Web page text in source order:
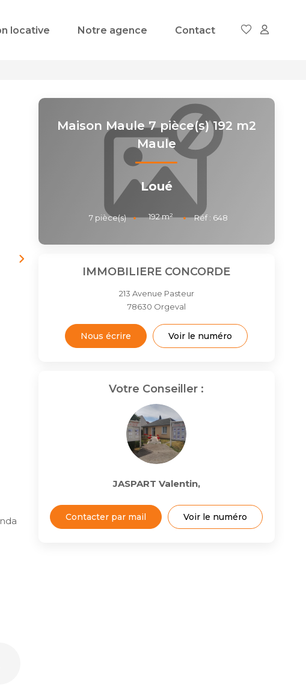
locative Notre agence Contact
Maison Maule 7 pièce(s) 192 m2
Maule
Loué
7 pièce(s) 192m² Réf : 648
IMMOBILIERE CONCORDE
213 Avenue Pasteur
78630 Orgeval
Nous écrire Voir le numéro
Votre Conseiller :
JASPART Valentin,
Contacter par mail Voir le numéro